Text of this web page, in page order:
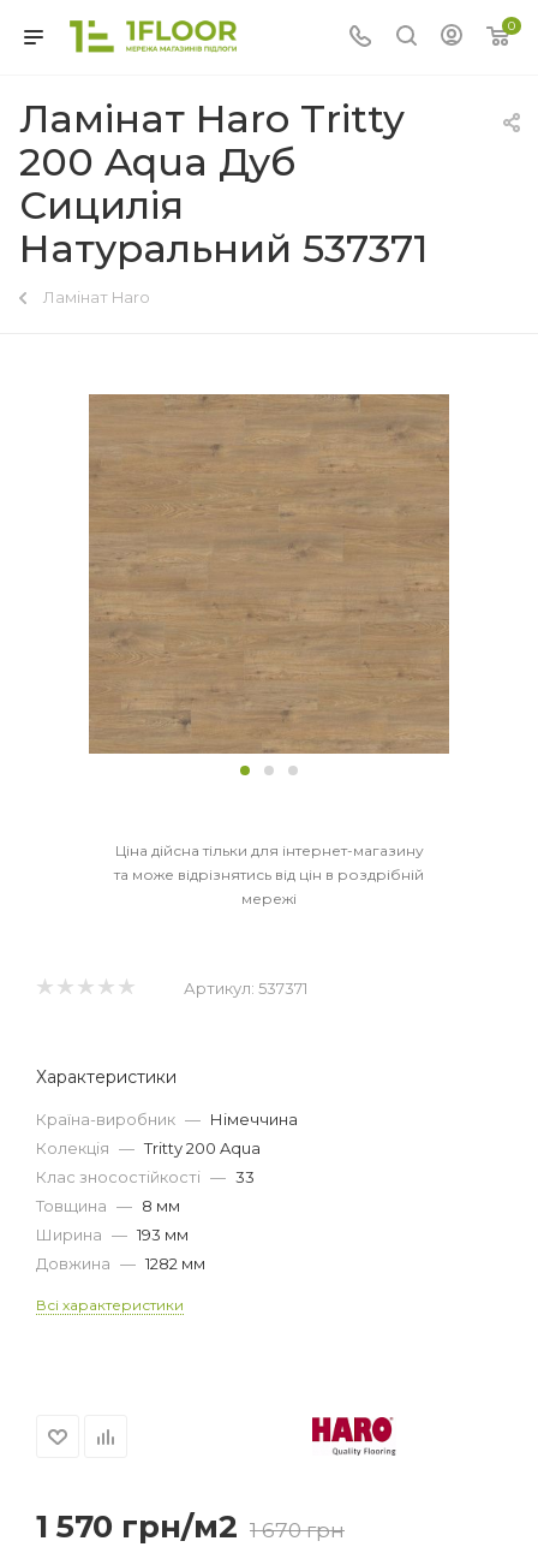
0
Ламінат Haro Tritty
200 Aqua Дуб
Сицилія
Натуральний 537371
Ламінат Haro
Ціна дійсна тільки для інтернет-магазину
та може відрізнятись від цін в роздрібній
мережі
Артикул: 537371
Характеристики
Країна-виробник — Німеччина
Колекція — Tritty 200 Aqua
Клас зносостійкості — 33
Товщина — 8 мм
Ширина — 193 мм
Довжина — 1282 мм
Всі характеристики
1 570 грн/м2 1 670грн